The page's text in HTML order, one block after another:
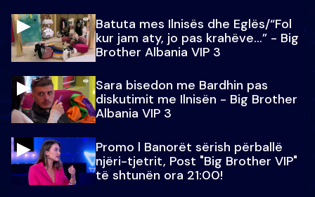
Batuta mes Ilnisës dhe Eglës/“Fol
kur jam aty, jo pas krahëve…” - Big
Brother Albania VIP 3
Sara bisedon me Bardhin pas
diskutimit me Ilnisën - Big Brother
Albania VIP 3
Promo l Banorët sërish përballë
njëri-tjetrit, Post "Big Brother VIP"
të shtunën ora 21:00!